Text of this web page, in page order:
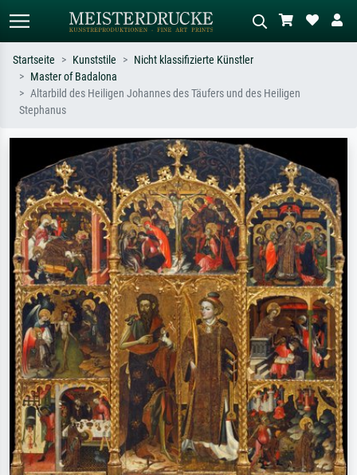
Standardsuche KI-Bildersuche
Suchen Sie nach Künstlern, Werktiteln
Sternennacht, Impressionismus, Welle
Hokusai, Akt.
Ölgemälde, Stehender Akt neben einem
Baum.
Startseite Kunststile
Nicht klassifizierte Künstler
Master of Badalona
Altarbild des Heiligen Johannes des Täufers und des Heiligen
Stephanus